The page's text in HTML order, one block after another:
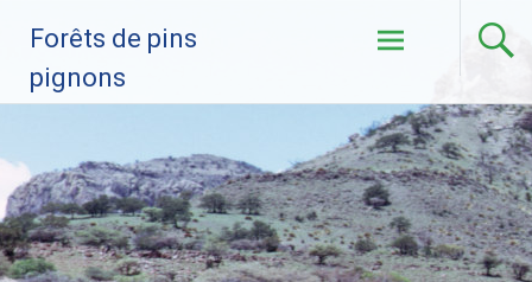
Forêts de pins
pignons
Ir al contenido